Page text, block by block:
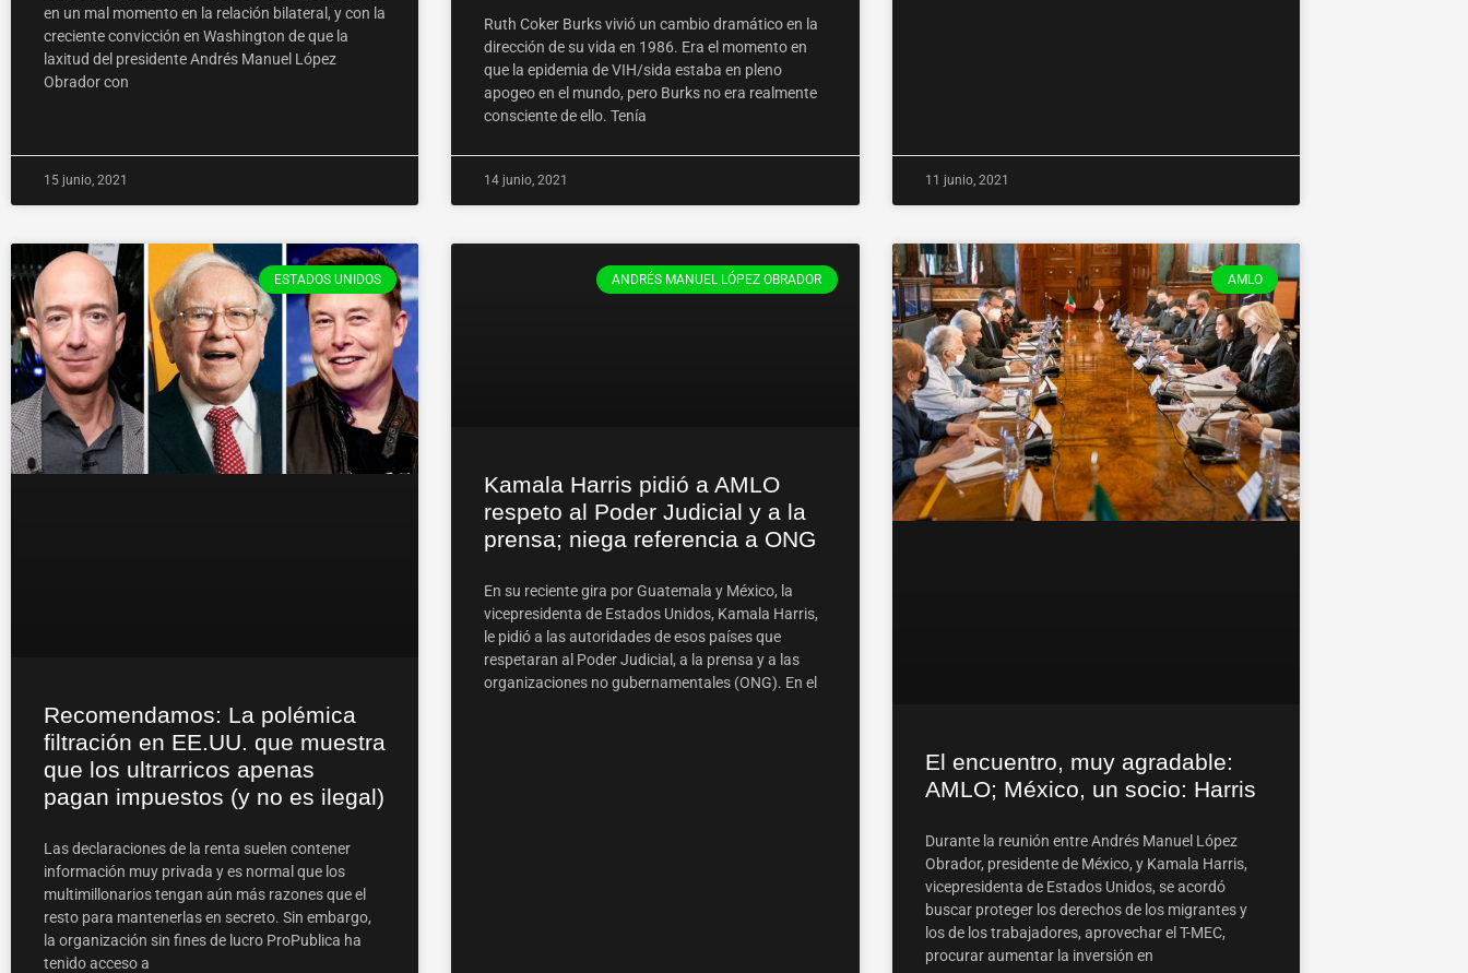
en un mal momento en la relación bilateral, y con la
creciente convicción en Washington de que la
laxitud del presidente Andrés Manuel López
Obrador con
15 junio, 2021
Ruth Coker Burks vivió un cambio dramático en la
dirección de su vida en 1986. Era el momento en
que la epidemia de VIH/sida estaba en pleno
apogeo en el mundo, pero Burks no era realmente
consciente de ello. Tenía
14 junio, 2021 11 junio, 2021
ESTADOS UNIDOS
Recomendamos: La polémica
filtración en EE.UU. que muestra
que los ultrarricos apenas
pagan impuestos (y no es ilegal)
Las declaraciones de la renta suelen contener
información muy privada y es normal que los
multimillonarios tengan aún más razones que el
resto para mantenerlas en secreto. Sin embargo,
la organización sin fines de lucro ProPublica ha
tenido acceso a
ANDRÉS MANUEL LÓPEZ OBRADOR
Kamala Harris pidió a AMLO
respeto al Poder Judicial y a la
prensa; niega referencia a ONG
En su reciente gira por Guatemala y México, la
vicepresidenta de Estados Unidos, Kamala Harris,
le pidió a las autoridades de esos países que
respetaran al Poder Judicial, a la prensa y a las
organizaciones no gubernamentales (ONG). En el
AMLO
El encuentro, muy agradable:
AMLO; México, un socio: Harris
Durante la reunión entre Andrés Manuel López
Obrador, presidente de México, y Kamala Harris,
vicepresidenta de Estados Unidos, se acordó
buscar proteger los derechos de los migrantes y
los de los trabajadores, aprovechar el T-MEC,
procurar aumentar la inversión en